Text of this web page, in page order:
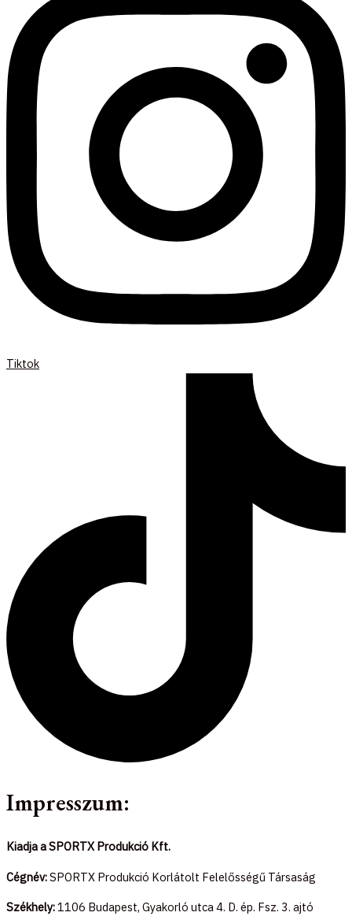
Tiktok
Impresszum:
Kiadja a SPORTX Produkció Kft.
Cégnév:SPORTX Produkció Korlátolt Felelősségű Társaság
Székhely:1106 Budapest, Gyakorló utca 4. D. ép. Fsz. 3. ajtó